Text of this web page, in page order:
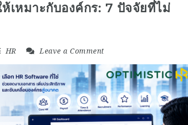
เหมาะกับองค์กร: 7 ปัจจัยที่ไม่
HR Leave a Comment